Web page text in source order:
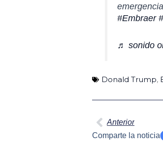
#Embraer
♬ sonido
Donald Trump,
Anterior
Comparte la noticia